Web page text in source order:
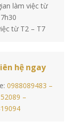
làm việc từ
từ T2 – T7
hệ ngay
0988089483 –
–